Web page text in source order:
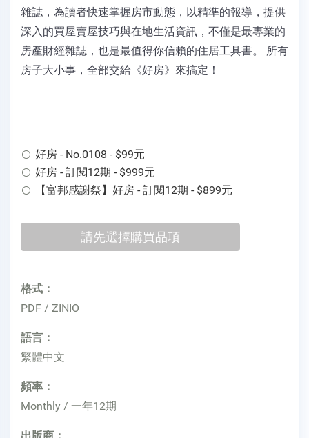
雜誌，為讀者快速掌握房市動態，以精準的報導，提供
深入的買屋賣屋技巧與在地生活資訊，不僅是最專業的
房產財經雜誌，也是最值得你信賴的住居工具書。 所有
房子大小事，全部交給《好房》來搞定！
好房 - No.0108 - $99元
好房 - 訂閱12期 - $999元
【富邦感謝祭】好房 - 訂閱12期 - $899元
格式：
PDF / ZINIO
語言：
繁體中文
頻率：
Monthly / 一年12期